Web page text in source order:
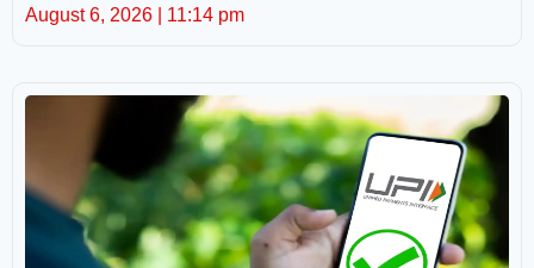
August 6, 2026 11:14 pm